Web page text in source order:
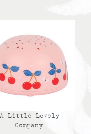
A Little Lovely
Company